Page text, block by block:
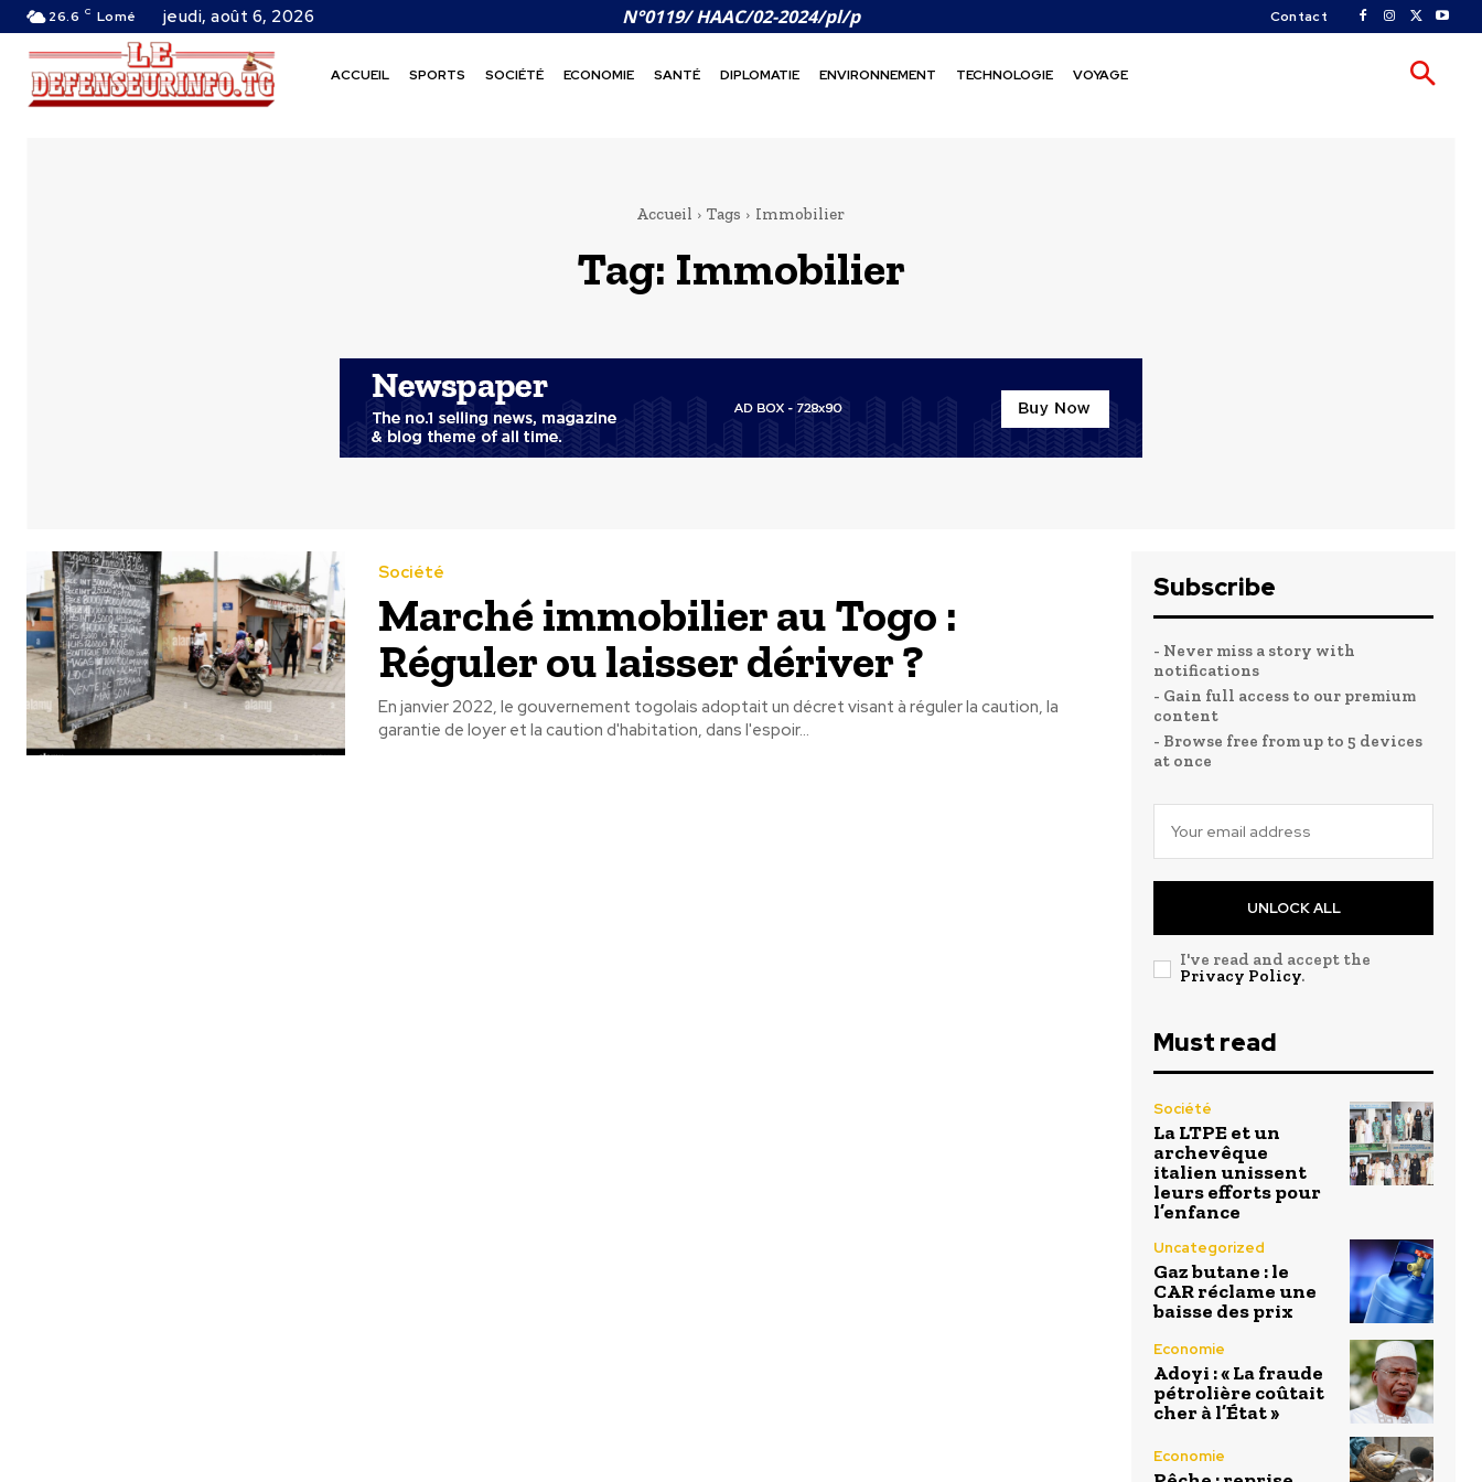
26.6 C Lomé jeudi, août 6, 2026 N°0119/ HAAC/02-2024/pl/p Contact
ACCUEIL SPORTS SOCIÉTÉ ECONOMIE SANTÉ DIPLOMATIE ENVIRONNEMENT TECHNOLOGIE VOYAGE
Accueil Tags Immobilier
Tag: Immobilier
Société
Marché immobilier au Togo :
Réguler ou laisser dériver ?
En janvier 2022, le gouvernement togolais adoptait un décret visant à réguler la caution, la
garantie de loyer et la caution d'habitation, dans l'espoir...
Subscribe
- Never miss a story with
notifications
- Gain full access to our premium
content
- Browse free from up to 5 devices
at once
UNLOCK ALL
I've read and accept the
Privacy Policy.
Must read
Société
La LTPE et un
archevêque
italien unissent
leurs efforts pour
l’enfance
Uncategorized
Gaz butane : le
CAR réclame une
baisse des prix
Economie
Adoyi : « La fraude
pétrolière coûtait
cher à l’État »
Economie